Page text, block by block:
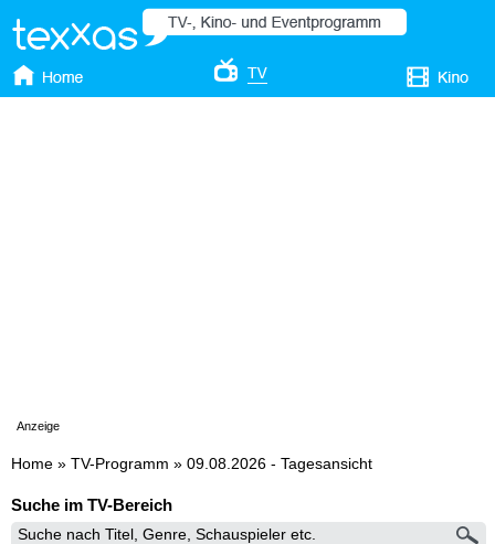
Anzeige
Home » TV-Programm » 09.08.2026 - Tagesansicht
Suche im TV-Bereich